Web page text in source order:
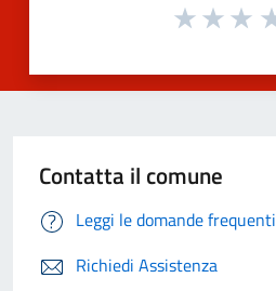
Contatta il comune
Leggi le domande frequenti
Richiedi Assistenza